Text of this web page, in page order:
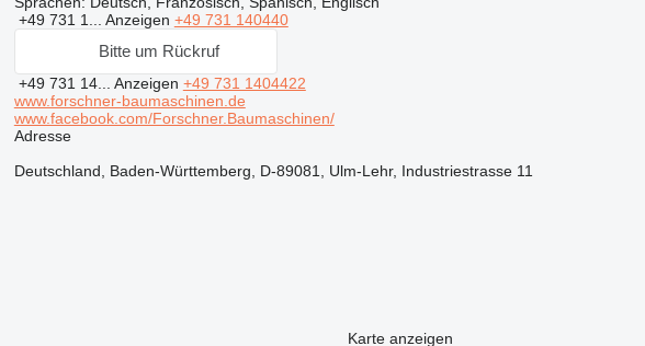
+49 731 1... Anzeigen +49 731 140440
Bitte um Rückruf
+49 731 14... Anzeigen +49 731 1404422
www.forschner-baumaschinen.de
www.facebook.com/Forschner.Baumaschinen/
Adresse
Deutschland, Baden-Württemberg, D-89081, Ulm-Lehr, Industriestrasse 11
Karte anzeigen